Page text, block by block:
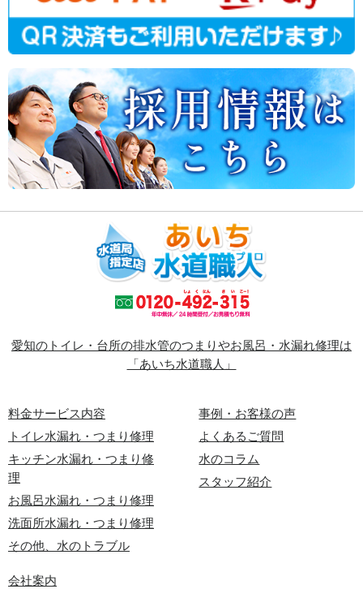
愛知のトイレ・台所の排水管のつまりやお風呂・水漏れ修理は
「あいち水道職人」
料金サービス内容
トイレ水漏れ・つまり修理
キッチン水漏れ・つまり修
理
お風呂水漏れ・つまり修理
洗面所水漏れ・つまり修理
その他、水のトラブル
事例・お客様の声
よくあるご質問
水のコラム
スタッフ紹介
会社案内